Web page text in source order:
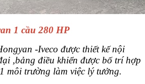
1 cầu 280 HP
-Iveco được thiết kế nội
,bảng điều khiển được bố trí hợp
môi trường làm việc lý tưởng.